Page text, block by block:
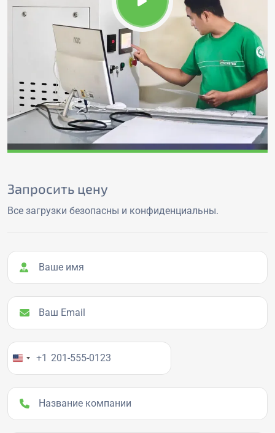
Запросить цену
Все загрузки безопасны и конфиденциальны.
Ваше имя
Ваш Email
Ваш номер телефона
+1
Название компании